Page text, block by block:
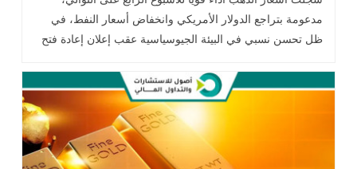
مدعومة بتراجع الدولار الأمريكي وانخفاض أسعار النفط، في
ظل تحسن نسبي في البيئة الجيوسياسية عقب إعلان إعادة فتح